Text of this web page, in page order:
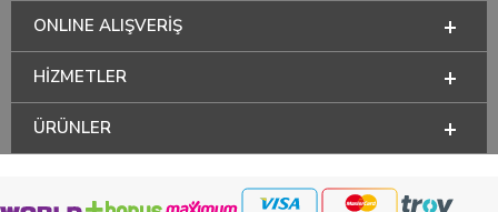
ONLINE ALIŞVERİŞ
HİZMETLER
ÜRÜNLER